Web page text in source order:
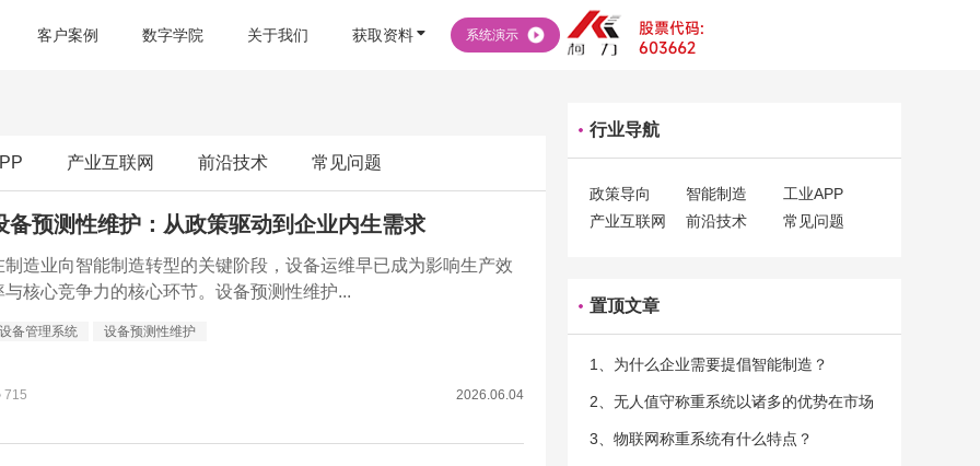
客户案例 数字学院 关于我们 获取资料 系统演示
产业互联网 前沿技术 常见问题
备预测性维护：从政策驱动到企业内生需求
制造业向智能制造转型的关键阶段，设备运维早已成为影响生产效
与核心竞争力的核心环节。设备预测性维护...
设备管理系统 设备预测性维护
715 2026.06.04
行业导航
政策导向 智能制造
工业APP
产业互联网
前沿技术 常见问题
置顶文章
1、为什么企业需要提倡智能制造？
2、无人值守称重系统以诸多的优势在市场
当中立足
3、物联网称重系统有什么特点？